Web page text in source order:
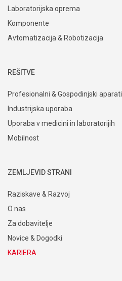
Laboratorijska oprema
Komponente
Avtomatizacija & Robotizacija
REŠITVE
Profesionalni & Gospodinjski aparati
Industrijska uporaba
Uporaba v medicini in laboratorijih
Mobilnost
ZEMLJEVID STRANI
Raziskave & Razvoj
O nas
Za dobavitelje
Novice & Dogodki
KARIERA